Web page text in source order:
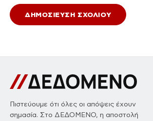
Πιστεύουμε ότι όλες οι απόψεις έχουν
σημασία. Στο ΔΕΔΟΜΕΝΟ, η αποστολή